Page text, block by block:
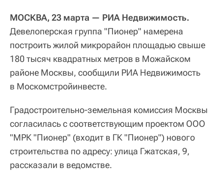
МОСКВА, 23 марта — РИА Недвижимость.
Девелоперская группа "Пионер" намерена
построить жилой микрорайон площадью свыше
180 тысяч квадратных метров в Можайском
районе Москвы, сообщили РИА Недвижимость
в Москомстройинвесте.
Градостроительно-земельная комиссия Москвы
согласилась с соответствующим проектом ООО
"МРК "Пионер" (входит в ГК "Пионер") нового
строительства по адресу: улица Гжатская, 9,
рассказали в ведомстве.